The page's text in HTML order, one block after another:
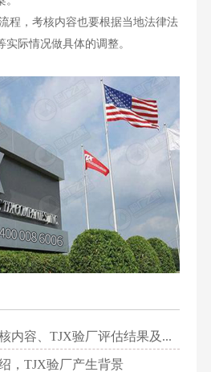
，考核内容也要根据当地法律法
际情况做具体的调整。
内容、TJX验厂评估结果及...
，TJX验厂产生背景